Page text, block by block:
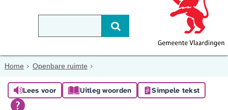
Home Openbare ruimte
Lees voor Uitleg woorden Simpele tekst